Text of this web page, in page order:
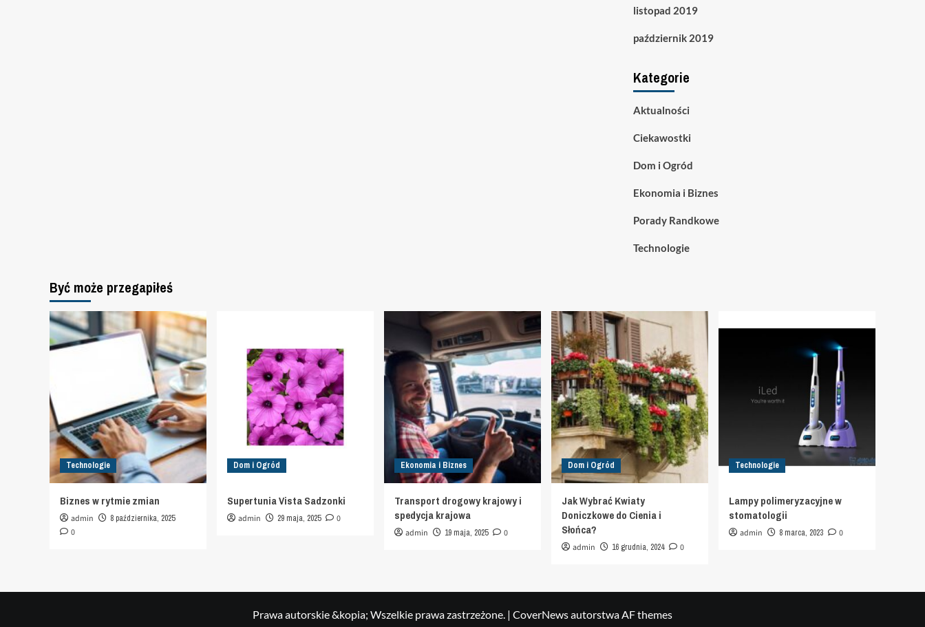
listopad 2019
październik 2019
Kategorie
Aktualności
Ciekawostki
Dom i Ogród
Ekonomia i Biznes
Porady Randkowe
Technologie
Być może przegapiłeś
Technologie
Biznes w rytmie zmian
admin 8 października, 2025
0
Dom i Ogród
Supertunia Vista Sadzonki
admin 29 maja, 2025 0
Ekonomia i Biznes
Transport drogowy krajowy i
spedycja krajowa
admin 19 maja, 2025 0
Dom i Ogród
Jak Wybrać Kwiaty
Doniczkowe do Cienia i
Słońca?
admin 16 grudnia, 2024 0
Technologie
Lampy polimeryzacyjne w
stomatologii
admin 8 marca, 2023 0
Prawa autorskie &kopia; Wszelkie prawa zastrzeżone. | CoverNewsautorstwa AF themes